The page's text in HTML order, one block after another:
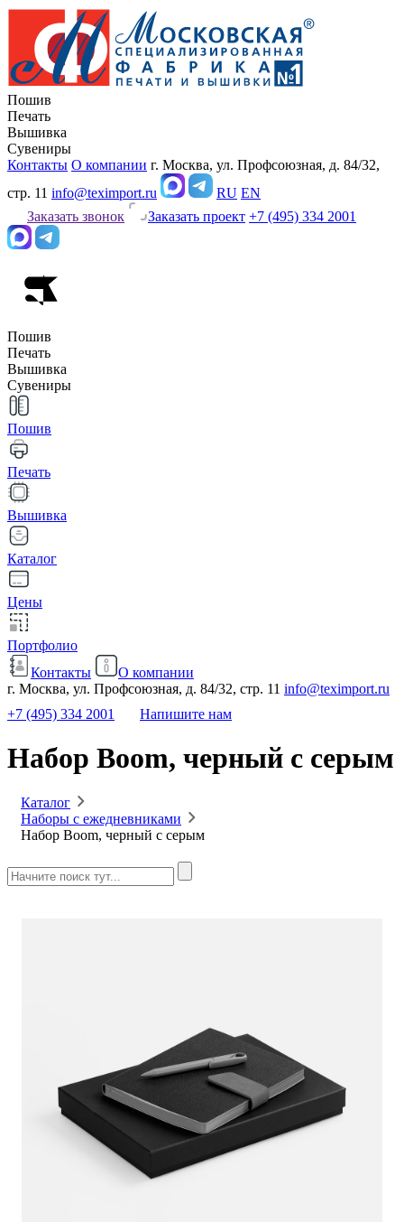
Пошив
Печать
Вышивка
Сувениры
Контакты О компании г. Москва, ул. Профсоюзная, д. 84/32,
стр. 11 info@teximport.ru RU EN
Заказать звонок
Заказать проект +7 (495) 334 2001
Пошив
Печать
Вышивка
Сувениры
Пошив
Печать
Вышивка
Каталог
Цены
Портфолио
Контакты
О компании
г. Москва, ул. Профсоюзная, д. 84/32, стр. 11 info@teximport.ru
+7 (495) 334 2001
Напишите нам
Набор Boom, черный с серым
Каталог
Наборы с ежедневниками
Набор Boom, черный с серым